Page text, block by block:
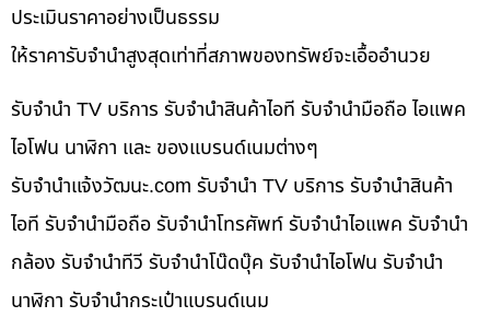
ประเมินราคาอย่างเป็นธรรม
ให้ราคารับจำนำสูงสุดเท่าที่สภาพของทรัพย์จะเอื้ออำนวย
รับจำนำ TV บริการ รับจำนำสินค้าไอที รับจำนำมือถือ ไอแพค
ไอโฟน นาฬิกา และ ของแบรนด์เนมต่างๆ
รับจํานําแจ้งวัฒนะ.com รับจำนำ TV บริการ รับจำนำสินค้า
ไอที รับจำนำมือถือ รับจำนำโทรศัพท์ รับจำนำไอแพค รับจำนำ
กล้อง รับจำนำทีวี รับจำนำโน๊ดบุ๊ค รับจำนำไอโฟน รับจำนำ
นาฬิกา รับจำนำกระเป๋าแบรนด์เนม